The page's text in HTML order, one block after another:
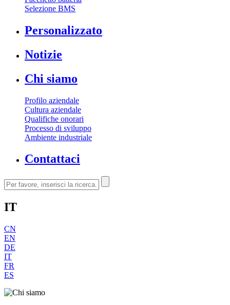
Selezione BMS
Personalizzato
Notizie
Chi siamo
Profilo aziendale
Cultura aziendale
Qualifiche onorari
Processo di sviluppo
Ambiente industriale
Contattaci
IT
CN
EN
DE
IT
FR
ES